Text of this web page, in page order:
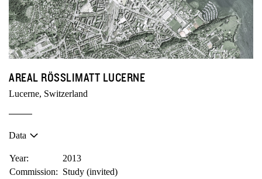
AREAL RÖSSLIMATT LUCERNE
Lucerne, Switzerland
Data
Year:
2013
Commission: Study (invited)